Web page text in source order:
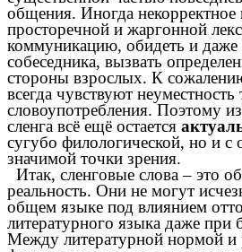
общения. Иногда некорректное
просторечной и жаргонной
коммуникацию, обидеть и даже
собеседника, вызвать
стороны взрослых. К
всегда чувствуют
словоупотребления. Поэтому
сленга всё ещё остается
сугубо филологической, но и с
значимой точки зрения.
Итак, сленговые слова – это
реальность. Они не могут
общем языке под влиянием
литературного языка даже
Между литературной нормой и